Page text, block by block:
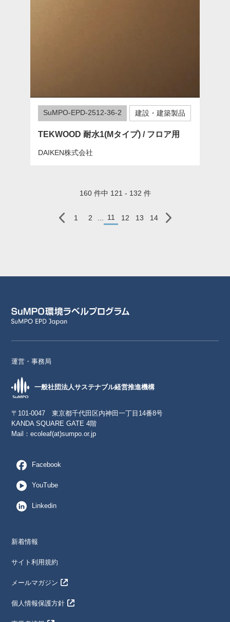
SuMPO-EPD-2512-36-2 建設・建築製品
TEKWOOD 耐水1(Mタイプ) / フロア用
DAIKEN株式会社
160 件中 121 - 132 件
1 2 ... 11 12 13 14
運営・事務局
一般社団法人サステナブル経営推進機構
〒101-0047 東京都千代田区内神田一丁目14番8号
KANDA SQUARE GATE 4階
Mail：ecoleaf(at)sumpo.or.jp
Facebook
YouTube
Linkedin
新着情報
サイト利用規約
メールマガジン
個人情報保護方針